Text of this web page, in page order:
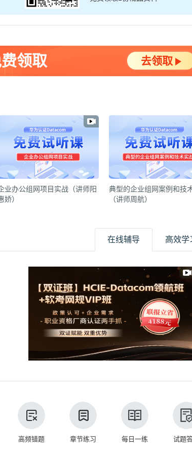
领取 去领取
业办公组网项目实战（讲师阳
娇）
典型的企业组网案例和技
（讲师周航）
在线辅导 高效学
高频错题 章节练习 每日一练 试题